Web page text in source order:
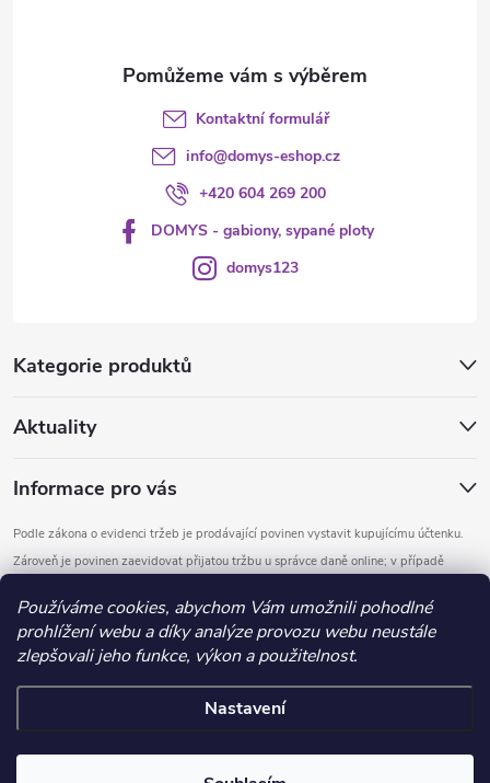
Používáme cookies, abychom Vám umožnili pohodlné
prohlížení webu a díky analýze provozu webu neustále
zlepšovali jeho funkce, výkon a použitelnost.
Nastavení
Kategorie produktů
Aktuality
Informace pro vás
Podle zákona o evidenci tržeb je prodávající povinen vystavit kupujícímu účtenku.
Zároveň je povinen zaevidovat přijatou tržbu u správce daně online; v případě
Kontaktní formulář
info@domys-eshop.cz
+420 604 269 200
DOMYS - gabiony, sypané ploty
domys123
Vytvořil Shoptet
Copyright 2026DOMYS. Všechna práva vyhrazena.